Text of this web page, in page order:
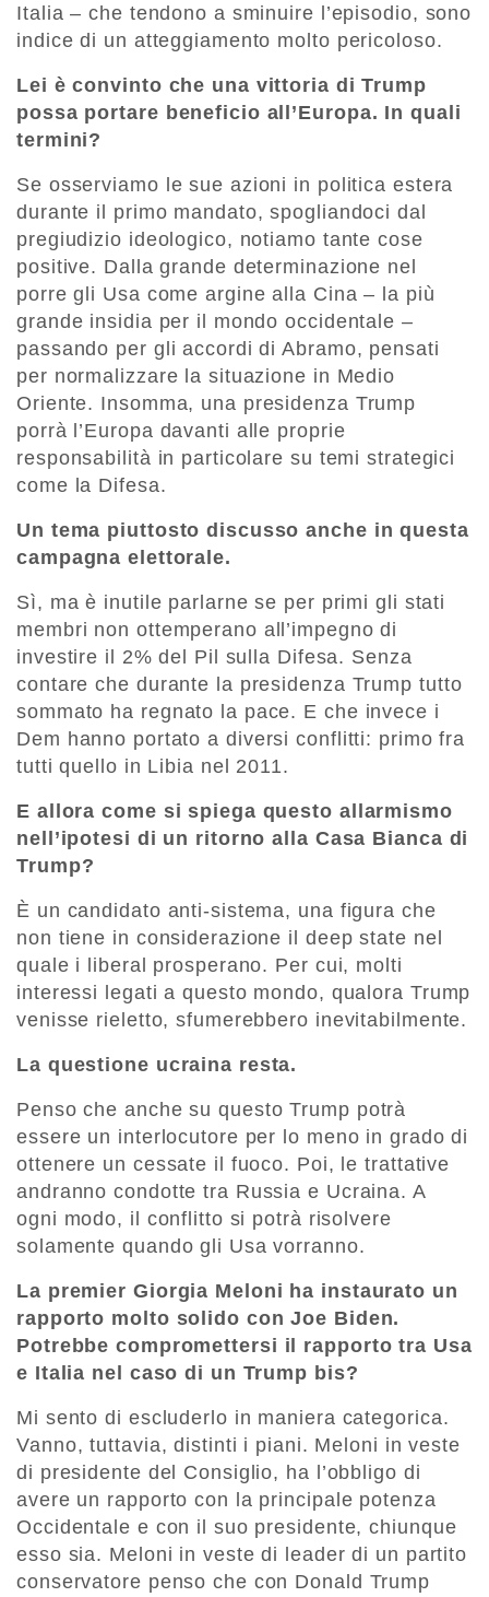
Italia – che tendono a sminuire l’episodio, sono
indice di un atteggiamento molto pericoloso.
Lei è convinto che una vittoria di Trump
possa portare beneficio all’Europa. In quali
termini?
Se osserviamo le sue azioni in politica estera
durante il primo mandato, spogliandoci dal
pregiudizio ideologico, notiamo tante cose
positive. Dalla grande determinazione nel
porre gli Usa come argine alla Cina – la più
grande insidia per il mondo occidentale –
passando per gli accordi di Abramo, pensati
per normalizzare la situazione in Medio
Oriente. Insomma, una presidenza Trump
porrà l’Europa davanti alle proprie
responsabilità in particolare su temi strategici
come la Difesa.
Un tema piuttosto discusso anche in questa
campagna elettorale.
Sì, ma è inutile parlarne se per primi gli stati
membri non ottemperano all’impegno di
investire il 2% del Pil sulla Difesa. Senza
contare che durante la presidenza Trump tutto
sommato ha regnato la pace. E che invece i
Dem hanno portato a diversi conflitti: primo fra
tutti quello in Libia nel 2011.
E allora come si spiega questo allarmismo
nell’ipotesi di un ritorno alla Casa Bianca di
Trump?
È un candidato anti-sistema, una figura che
non tiene in considerazione il deep state nel
quale i liberal prosperano. Per cui, molti
interessi legati a questo mondo, qualora Trump
venisse rieletto, sfumerebbero inevitabilmente.
La questione ucraina resta.
Penso che anche su questo Trump potrà
essere un interlocutore per lo meno in grado di
ottenere un cessate il fuoco. Poi, le trattative
andranno condotte tra Russia e Ucraina. A
ogni modo, il conflitto si potrà risolvere
solamente quando gli Usa vorranno.
La premier Giorgia Meloni ha instaurato un
rapporto molto solido con Joe Biden.
Potrebbe compromettersi il rapporto tra Usa
e Italia nel caso di un Trump bis?
Mi sento di escluderlo in maniera categorica.
Vanno, tuttavia, distinti i piani. Meloni in veste
di presidente del Consiglio, ha l’obbligo di
avere un rapporto con la principale potenza
Occidentale e con il suo presidente, chiunque
esso sia. Meloni in veste di leader di un partito
conservatore penso che con Donald Trump